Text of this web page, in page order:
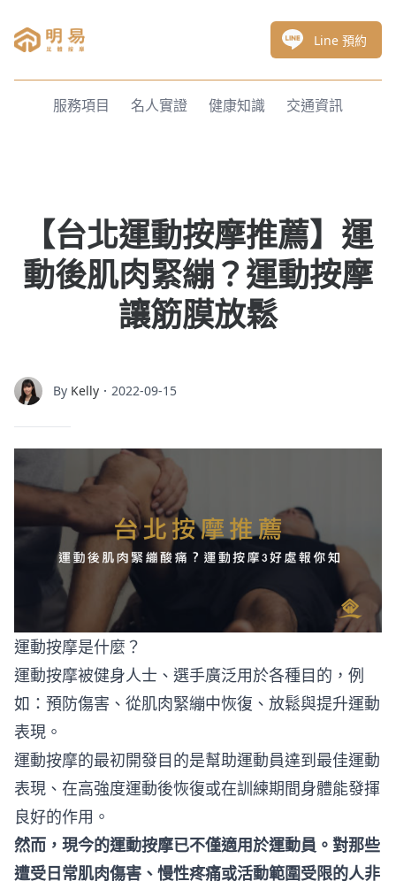
明易足體按摩 Line 預約
服務項目 名人實證 健康知識 交通資訊
【台北運動按摩推薦】運
動後肌肉緊繃？運動按摩
讓筋膜放鬆
By Kelly ．2022-09-15
運動按摩是什麼？
運動按摩被健身人士、選手廣泛用於各種目的，例
如：預防傷害、從肌肉緊繃中恢復、放鬆與提升運動
表現。
運動按摩的最初開發目的是幫助運動員達到最佳運動
表現、在高強度運動後恢復或在訓練期間身體能發揮
良好的作用。
然而，現今的運動按摩已不僅適用於運動員。對那些
遭受日常肌肉傷害、慢性疼痛或活動範圍受限的人非